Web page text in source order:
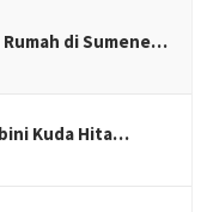
Rumah di Sumene…
Kuda Hita…